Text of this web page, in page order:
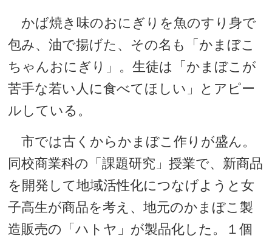
かば焼き味のおにぎりを魚のすり身で
包み、油で揚げた、その名も「かまぼこ
ちゃんおにぎり」。生徒は「かまぼこが
苦手な若い人に食べてほしい」とアピー
ルしている。
市では古くからかまぼこ作りが盛ん。
同校商業科の「課題研究」授業で、新商品
を開発して地域活性化につなげようと女
子高生が商品を考え、地元のかまぼこ製
造販売の「ハトヤ」が製品化した。１個